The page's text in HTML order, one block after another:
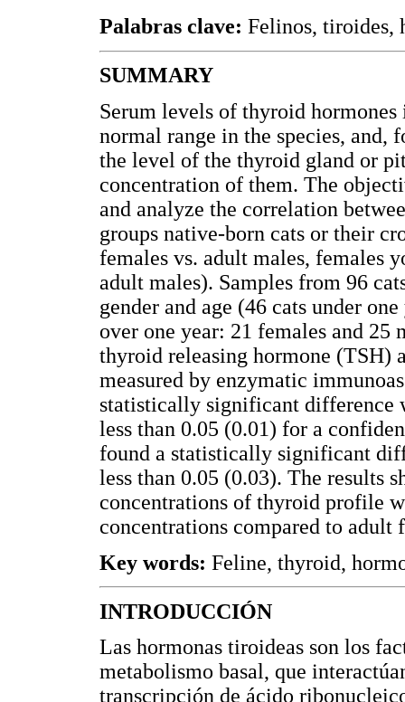
Palabras clave: Felinos, tiroides,
SUMMARY
Serum levels of thyroid
normal range in the species,
the level of the thyroid gland or
concentration of them. The
and analyze the correlation
groups native-born cats or their
females vs. adult males, females
adult males). Samples from 96
gender and age (46 cats under
over one year: 21 females and 25
thyroid releasing hormone (TSH)
measured by enzymatic
statistically significant difference
less than 0.05 (0.01) for a
found a statistically significant
less than 0.05 (0.03). The results
concentrations of thyroid profile
concentrations compared to adult
Key words: Feline, thyroid,
INTRODUCCIÓN
Las hormonas tiroideas son los
metabolismo basal, que
transcripción de ácido